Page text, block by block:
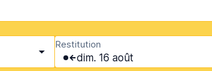
Restitution
dim. 16 août